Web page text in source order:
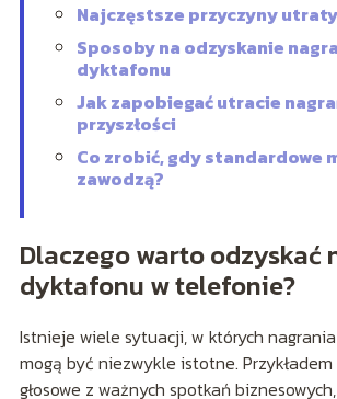
Najczęstsze przyczyny
Sposoby na odzyskanie
dyktafonu
Jak zapobiegać utracie
przyszłości
Co zrobić, gdy standardowe
zawodzą?
Dlaczego warto odzyskać
dyktafonu w telefonie?
Istnieje wiele sytuacji, w których
mogą być niezwykle istotne.
głosowe z ważnych spotkań